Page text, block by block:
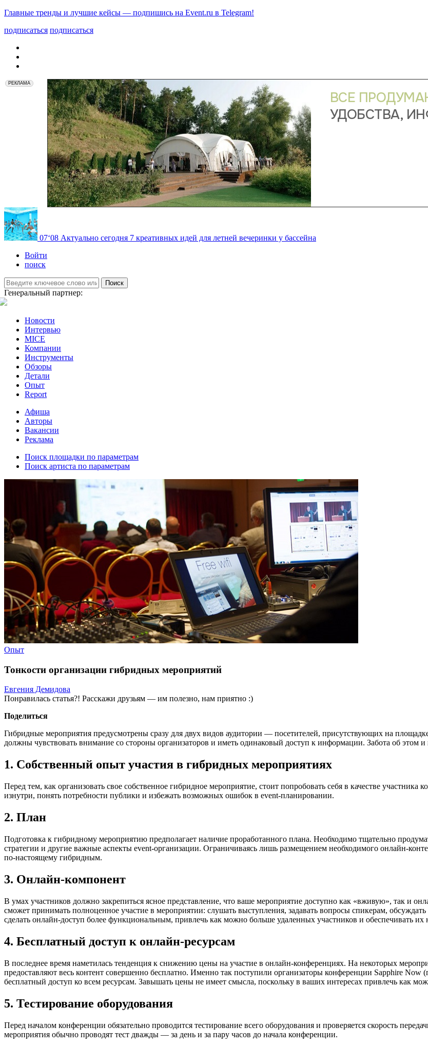
Главные тренды и лучшие кейсы — подпишись на Event.ru в Telegram!
подписаться подписаться
РЕКЛАМА
07‘08 Актуально сегодня 7 креативных идей для летней вечеринки у бассейна
Войти
поиск
Поиск
Генеральный партнер:
Новости
Интервью
MICE
Компании
Инструменты
Обзоры
Детали
Опыт
Report
Афиша
Авторы
Вакансии
Реклама
Поиск площадки по параметрам
Поиск артиста по параметрам
Опыт
Тонкости организации гибридных мероприятий
Евгения Демидова
Понравилась статья?! Расскажи друзьям — им полезно, нам приятно :)
Поделиться
Гибридные мероприятия предусмотрены сразу для двух видов аудитории — посетителей, присутствующих на
должны чувствовать внимание со стороны организаторов и иметь одинаковый доступ к информации. Забота об этом
1. Собственный опыт участия в гибридных мероприятиях
Перед тем, как организовать свое собственное гибридное мероприятие, стоит попробовать себя в качестве
изнутри, понять потребности публики и избежать возможных ошибок в event-планировании.
2. План
Подготовка к гибридному мероприятию предполагает наличие проработанного плана. Необходимо тщательно
стратегии и другие важные аспекты event-организации. Ограничиваясь лишь размещением необходимого онлайн-
по-настоящему гибридным.
3. Онлайн-компонент
В умах участников должно закрепиться ясное представление, что ваше мероприятие доступно как «вживую», так и
сможет принимать полноценное участие в мероприятии: слушать выступления, задавать вопросы спикерам,
сделать онлайн-доступ более функциональным, привлечь как можно больше удаленных участников и обеспечивать
4. Бесплатный доступ к онлайн-ресурсам
В последнее время наметилась тенденция к снижению цены на участие в онлайн-конференциях. На некоторых
предоставляют весь контент совершенно бесплатно. Именно так поступили организаторы конференции Sapphire Now
бесплатный доступ ко всем ресурсам. Завышать цены не имеет смысла, поскольку в ваших интересах привлечь как
5. Тестирование оборудования
Перед началом конференции обязательно проводится тестирование всего оборудования и проверяется скорость
мероприятия обычно проводят тест дважды — за день и за пару часов до начала конференции.